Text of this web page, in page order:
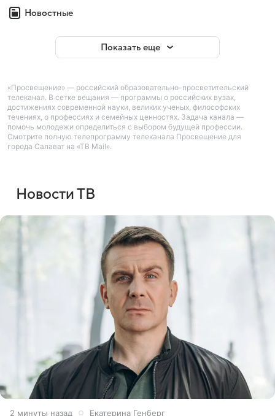
Новостные
Показать еще
«Просвещение» — российский образовательно-просветительский
телеканал. В сетке вещания — программы о российских вузах,
достижениях современной науки, великих ученых, философских
течениях, о профессиях и семейных ценностях. Задача канала —
помочь молодежи определиться с выбором будущей профессии.
Смотрите полную телепрограмму телеканала Просвещение для
города Салават на «ТВ Mail».
Новости ТВ
2 минуты назад Екатерина Генберг